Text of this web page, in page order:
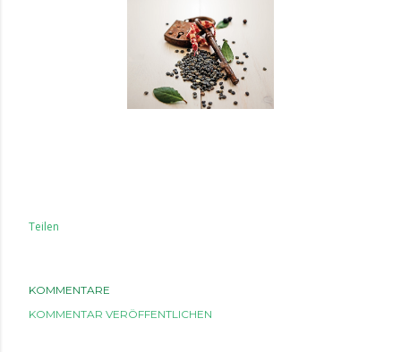
Teilen
KOMMENTARE
KOMMENTAR VERÖFFENTLICHEN